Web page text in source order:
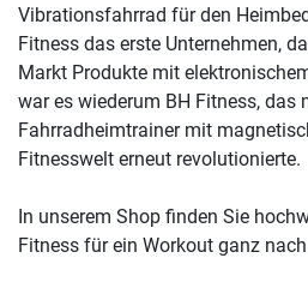
Vibrationsfahrrad für den
Fitness das erste Unternehmen,
Markt Produkte mit
war es wiederum BH Fitness, das
Fahrradheimtrainer mit
Fitnesswelt erneut revolutionierte.
In unserem Shop finden Sie
Fitness für ein Workout ganz